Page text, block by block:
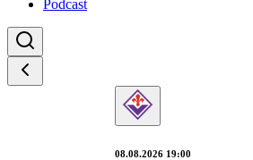
Podcast
08.08.2026 19:00